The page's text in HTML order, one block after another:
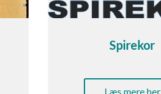
Spirekor
Læs mere her